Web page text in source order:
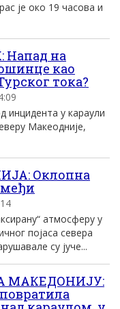
је око 19 часова и
на
као
тока?
инцидента у караули
Макеодније,
Оклопна
атмосферу у
појаса севера
су јуче...
МАКЕДОНИЈУ: